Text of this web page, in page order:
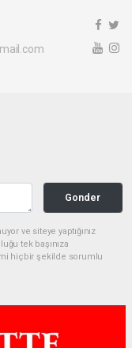
Gonder
ve siteye yaptığınız
tek başınıza
hiçbir şekilde sorumlu